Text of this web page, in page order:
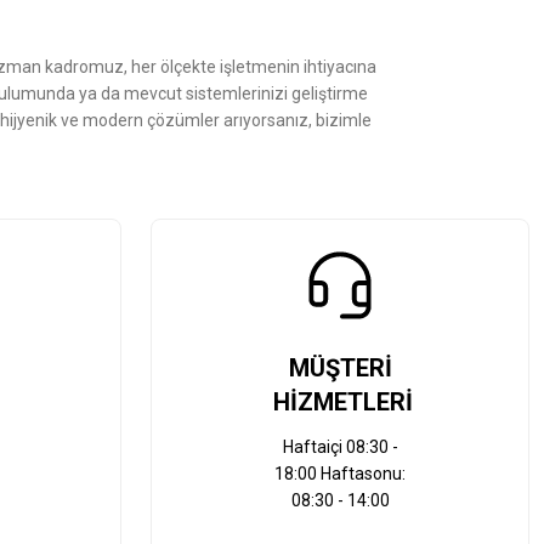
kadromuz, her ölçekte işletmenin ihtiyacına
ya da mevcut sistemlerinizi geliştirme
ve modern çözümler arıyorsanız, bizimle
MÜŞTERİ
HİZMETLERİ
Haftaiçi 08:30 -
18:00 Haftasonu:
08:30 - 14:00